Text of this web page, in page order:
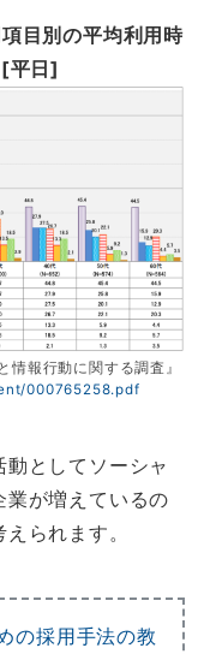
目別の平均利用時
平日]
情報行動に関する調査』
000765258.pdf
としてソーシャ
が増えているの
られます。
の採用手法の教